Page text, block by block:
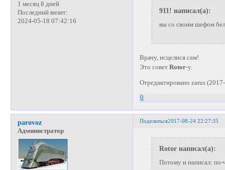
1 месяц 8 дней
Последний визит:
2024-05-18 07:42:16
911! написал(а):
вы со своим шефом
Врачу, исцелися сам!
Это советRotor-у.
Отредактировано zarus
0
Поделиться2017-08-24 22:27:35
parovoz
Администратор
Rotor написал(а):
Потому и написал: по-